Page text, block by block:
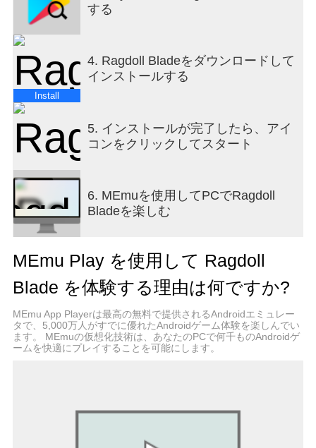
する
Install
4. Ragdoll Bladeをダウンロードして
インストールする
5. インストールが完了したら、アイ
コンをクリックしてスタート
6. MEmuを使用してPCでRagdoll
Bladeを楽しむ
MEmu Play を使用して Ragdoll
Blade を体験する理由は何ですか?
MEmu App Playerは最高の無料で提供されるAndroidエミュレー
タで、5,000万人がすでに優れたAndroidゲーム体験を楽しんでい
ます。 MEmuの仮想化技術は、あなたのPCで何千ものAndroidゲ
ームを快適にプレイすることを可能にします。